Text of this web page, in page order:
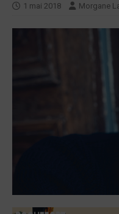
1 mai 2018 Morgane